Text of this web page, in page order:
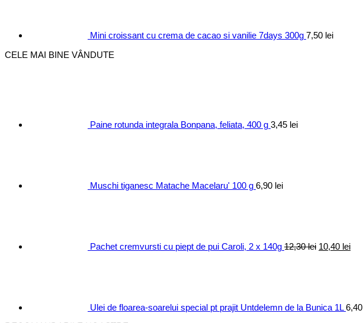
Mini croissant cu crema de cacao si vanilie 7days 300g 7,50 lei
CELE MAI BINE VÂNDUTE
Paine rotunda integrala Bonpana, feliata, 400 g 3,45 lei
Muschi tiganesc Matache Macelaru' 100 g 6,90 lei
Pachet cremvursti cu piept de pui Caroli, 2 x 140g 12,30lei 10,40 lei
Ulei de floarea-soarelui special pt prajit Untdelemn de la Bunica 1L 6,40